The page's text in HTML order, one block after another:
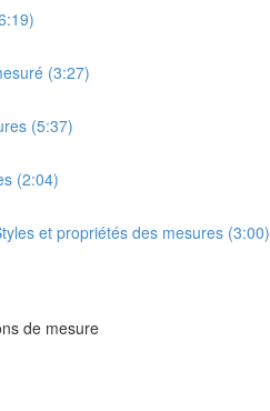
(3:27)
(5:37)
(2:04)
et propriétés des mesures (3:00)
de mesure